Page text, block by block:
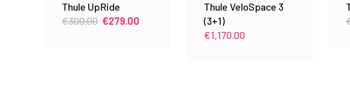
Thule UpRide
€300.00 Original
€279.00
Thule VeloSpace 3
(3+1)
€1,170.00